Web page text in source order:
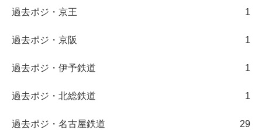
過去ポジ・京王 1
過去ポジ・京阪 1
過去ポジ・伊予鉄道 1
過去ポジ・北総鉄道 1
過去ポジ・名古屋鉄道 29